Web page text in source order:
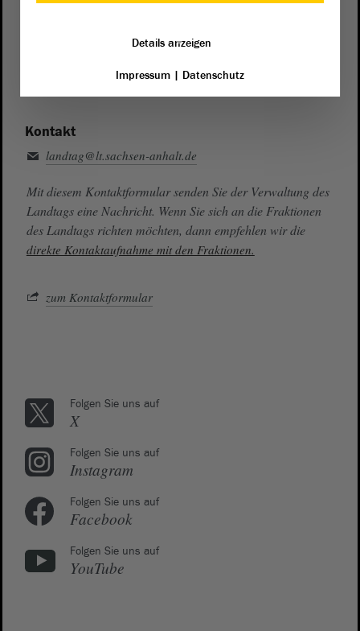
Kontakt
landtag@lt.sachsen-anhalt.de
Mit diesem Kontaktformular senden Sie der Verwaltung des
Landtags eine Nachricht. Wenn Sie sich an die Fraktionen
des Landtags richten möchten, dann empfehlen wir die
direkte Kontaktaufnahme mit den Fraktionen.
zum Kontaktformular
Folgen Sie uns auf
X
Folgen Sie uns auf
Instagram
Folgen Sie uns auf
Facebook
Folgen Sie uns auf
YouTube
Details anzeigen
Impressum| Datenschutz